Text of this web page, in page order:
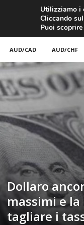
CANDELE GIAPPONESI
F
F
e
x
ANALISI
AUD/CAD AUD/CHF
Dollaro
massimi e la
tagliare i
Utilizziamo i
Cliccando
Puoi